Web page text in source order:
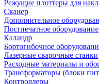
Режущие плоттеры для
Сканер
Дополнительное
Постпечатное оборудование
Каландр
Бортогибочное
Лазерные сварочные станки
Расходные материалы и
Трансформаторы (блоки
Контроллеры